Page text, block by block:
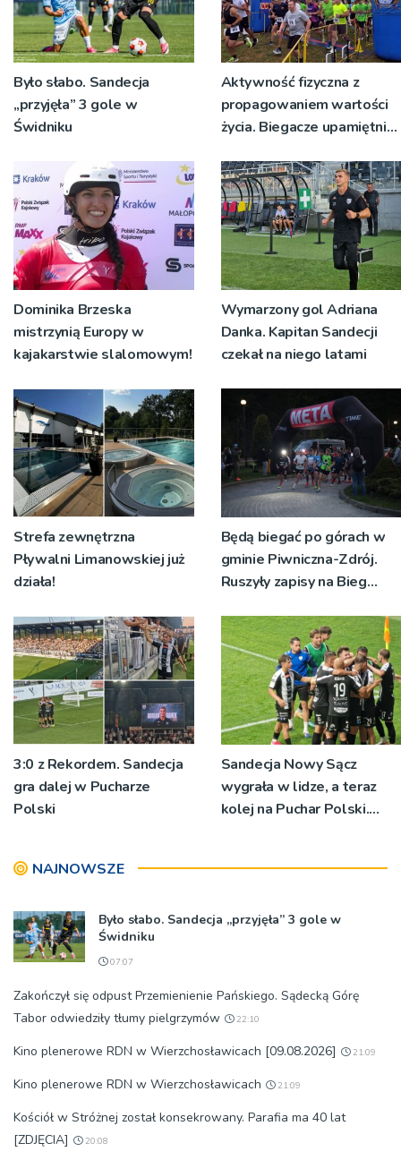
Było słabo. Sandecja
„przyjęła” 3 gole w
Świdniku
Aktywność fizyczna z
propagowaniem wartości
życia. Biegacze upamiętnili
Dominika Brzeska
mistrzynią Europy w
kajakarstwie slalomowym!
Wymarzony gol Adriana
Danka. Kapitan Sandecji
czekał na niego latami
Strefa zewnętrzna
Pływalni Limanowskiej już
działa!
Będą biegać po górach w
gminie Piwniczna-Zdrój.
Ruszyły zapisy na Bieg
3:0 z Rekordem. Sandecja
gra dalej w Pucharze
Polski
Sandecja Nowy Sącz
wygrała w lidze, a teraz
kolej na Puchar Polski.
NAJNOWSZE
Było słabo. Sandecja „przyjęła” 3 gole w
Świdniku
07:07
Zakończył się odpust Przemienienie Pańskiego. Sądecką Górę
Tabor odwiedziły tłumy pielgrzymów
22:10
Kino plenerowe RDN w Wierzchosławicach [09.08.2026] 21:09
Kino plenerowe RDN w Wierzchosławicach 21:09
Kościół w Stróżnej został konsekrowany. Parafia ma 40 lat
[ZDJĘCIA]
20:08